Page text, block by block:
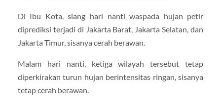
Di Ibu Kota, siang hari nanti waspada hujan petir
diprediksi terjadi di Jakarta Barat, Jakarta Selatan, dan
Jakarta Timur, sisanya cerah berawan.
Malam hari nanti, ketiga wilayah tersebut tetap
diperkirakan turun hujan berintensitas ringan, sisanya
tetap cerah berawan.